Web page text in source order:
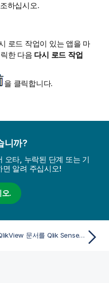
하십시오.
로드 작업이 있는 앱을 마
한 다음 다시 로드 작업
을 클릭합니다.
니까?
오타, 누락된 단계 또는 기
면 알려 주십시오!
오.
QlikView 문서를 Qlik Sense 앱으로 변환